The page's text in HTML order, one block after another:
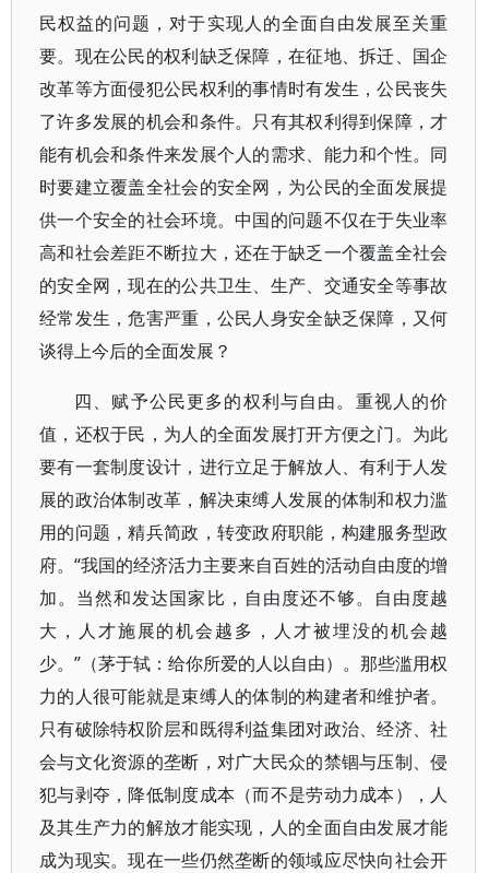
民权益的问题，对于实现人的全面自由发展至关重
要。现在公民的权利缺乏保障，在征地、拆迁、国企
改革等方面侵犯公民权利的事情时有发生，公民丧失
了许多发展的机会和条件。只有其权利得到保障，才
能有机会和条件来发展个人的需求、能力和个性。同
时要建立覆盖全社会的安全网，为公民的全面发展提
供一个安全的社会环境。中国的问题不仅在于失业率
高和社会差距不断拉大，还在于缺乏一个覆盖全社会
的安全网，现在的公共卫生、生产、交通安全等事故
经常发生，危害严重，公民人身安全缺乏保障，又何
谈得上今后的全面发展？
四、赋予公民更多的权利与自由。重视人的价
值，还权于民，为人的全面发展打开方便之门。为此
要有一套制度设计，进行立足于解放人、有利于人发
展的政治体制改革，解决束缚人发展的体制和权力滥
用的问题，精兵简政，转变政府职能，构建服务型政
府。“我国的经济活力主要来自百姓的活动自由度的增
加。当然和发达国家比，自由度还不够。自由度越
大，人才施展的机会越多，人才被埋没的机会越
少。”（茅于轼：给你所爱的人以自由）。那些滥用权
力的人很可能就是束缚人的体制的构建者和维护者。
只有破除特权阶层和既得利益集团对政治、经济、社
会与文化资源的垄断，对广大民众的禁锢与压制、侵
犯与剥夺，降低制度成本（而不是劳动力成本），人
及其生产力的解放才能实现，人的全面自由发展才能
成为现实。现在一些仍然垄断的领域应尽快向社会开